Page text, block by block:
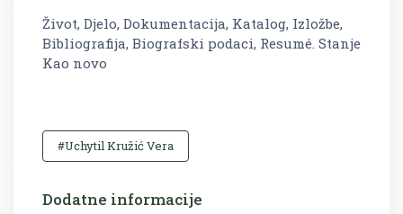
Život, Djelo, Dokumentacija, Katalog, Izložbe,
Bibliografija, Biografski podaci, Resumé. Stanje
Kao novo
#Uchytil Kružić Vera
Dodatne informacije